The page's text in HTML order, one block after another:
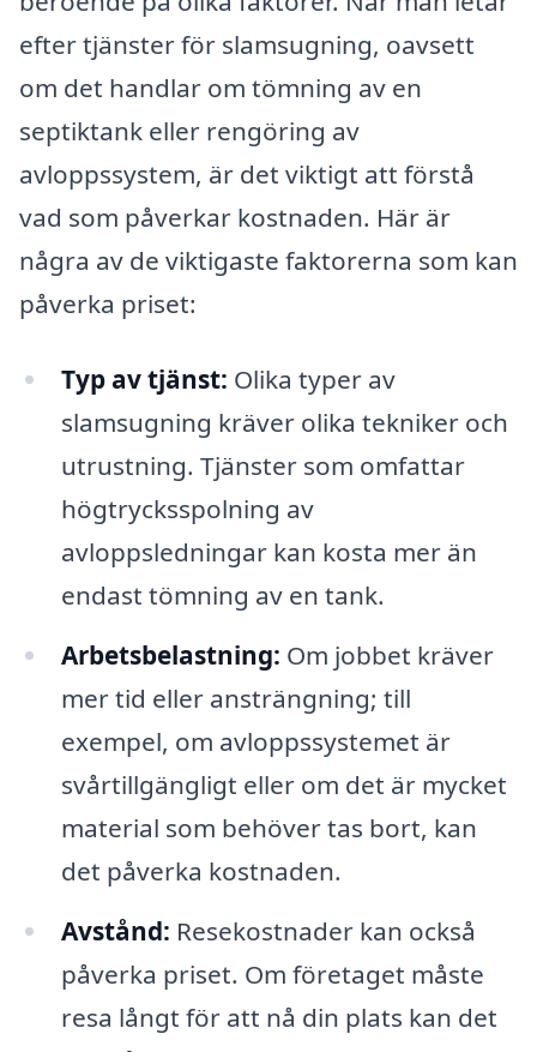
efter tjänster för slamsugning, oavsett
om det handlar om tömning av en
septiktank eller rengöring av
avloppssystem, är det viktigt att förstå
vad som påverkar kostnaden. Här är
några av de viktigaste faktorerna som kan
påverka priset:
Typ av tjänst: Olika typer av
slamsugning kräver olika tekniker och
utrustning. Tjänster som omfattar
högtrycksspolning av
avloppsledningar kan kosta mer än
endast tömning av en tank.
Arbetsbelastning: Om jobbet kräver
mer tid eller ansträngning; till
exempel, om avloppssystemet är
svårtillgängligt eller om det är mycket
material som behöver tas bort, kan
det påverka kostnaden.
Avstånd: Resekostnader kan också
påverka priset. Om företaget måste
resa långt för att nå din plats kan det